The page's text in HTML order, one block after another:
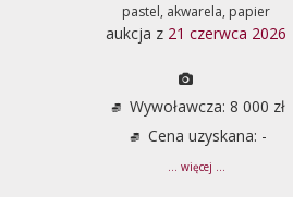
pastel, akwarela, papier
aukcja z 21 czerwca 2026
Wywoławcza: 8 000 zł
Cena uzyskana: -
... więcej ...